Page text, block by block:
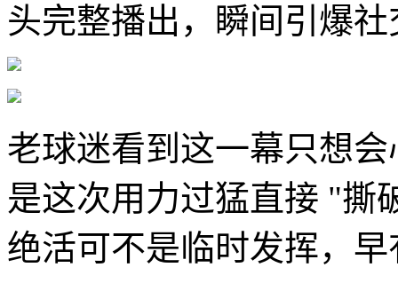
头完整播出，瞬间引爆
老球迷看到这一幕只想
是这次用力过猛直接 "撕
绝活可不是临时发挥，